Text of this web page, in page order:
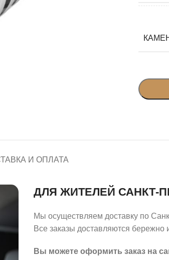
И ОПЛАТА
ДЛЯ ЖИТЕЛЕЙ САНКТ-
Мы осуществляем доставку по
Все заказы доставляются бережно
Вы можете оформить заказ на